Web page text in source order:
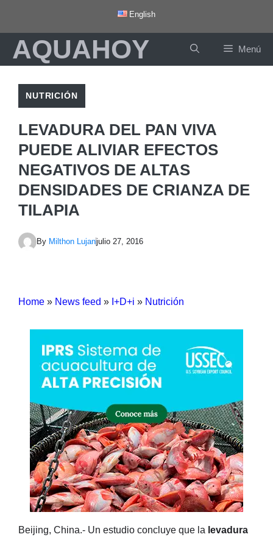
contenido
English
AQUAHOY Menú
NUTRICIÓN
LEVADURA DEL PAN VIVA
PUEDE ALIVIAR EFECTOS
NEGATIVOS DE ALTAS
DENSIDADES DE CRIANZA DE
TILAPIA
By Milthon Lujanjulio 27, 2016
Home » News feed » I+D+i » Nutrición
Beijing, China.- Un estudio concluye que la levadura